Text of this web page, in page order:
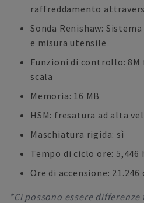
raffreddamento
Sonda Renishaw:
e misura utensile
Funzioni di controllo:
scala
Memoria: 16 MB
HSM: fresatura ad alta
Maschiatura rigida: sì
Tempo di ciclo ore: 5,446
Ore di accensione: 21.246
*Ci possono essere